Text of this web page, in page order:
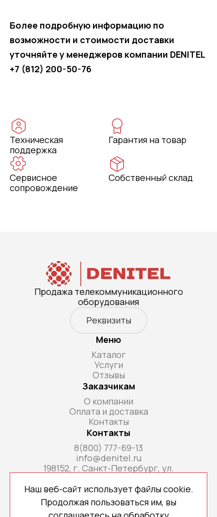
Более подробную информацию по
возможности и стоимости доставки
уточняйте у менеджеров компании DENITEL
+7 (812) 200-50-76
Техническая
поддержка
Гарантия на товар
Сервисное
сопровождение
Собственный склад
Продажа телекоммуникационного
оборудования
Реквизиты
Меню
Каталог
Услуги
Отзывы
Заказчикам
О компании
Оплата и доставка
Контакты
Контакты
8(800) 777-69-13
info@denitel.ru
198152, г. Санкт-Петербург, ул.
Н, ком. офис 213А
Наш веб-сайт использует файлы cookie.
Продолжая пользоваться им, вы